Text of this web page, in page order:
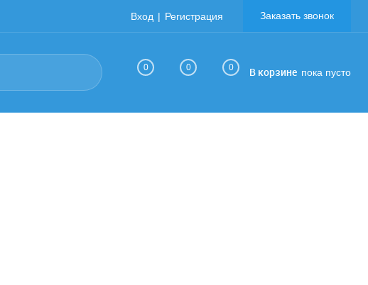
Вход Регистрация Заказать звонок
0 0 0 В корзине пока пусто